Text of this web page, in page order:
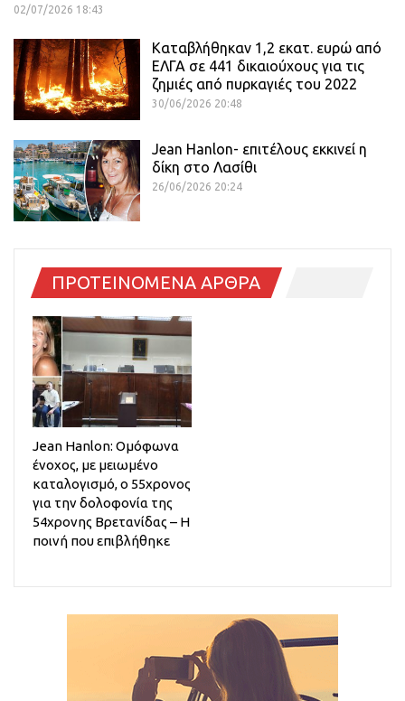
02/07/2026 18:43
Καταβλήθηκαν 1,2 εκατ. ευρώ από
ΕΛΓΑ σε 441 δικαιούχους για τις
ζημιές από πυρκαγιές του 2022
30/06/2026 20:48
Jean Hanlon- επιτέλους εκκινεί η
δίκη στο Λασίθι
26/06/2026 20:24
ΠΡΟΤΕΙΝΟΜΕΝΑ ΑΡΘΡΑ
Jean Hanlon: Ομόφωνα
ένοχος, με μειωμένο
καταλογισμό, ο 55χρονος
για την δολοφονία της
54χρονης Βρετανίδας – Η
ποινή που επιβλήθηκε